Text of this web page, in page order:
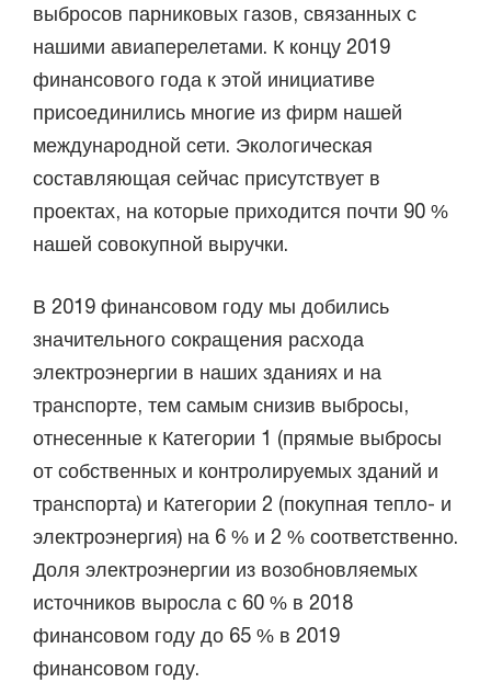
выбросов парниковых газов, связанных с
нашими авиаперелетами. К концу 2019
финансового года к этой инициативе
присоединились многие из фирм нашей
международной сети. Экологическая
составляющая сейчас присутствует в
проектах, на которые приходится почти 90 %
нашей совокупной выручки.
В 2019 финансовом году мы добились
значительного сокращения расхода
электроэнергии в наших зданиях и на
транспорте, тем самым снизив выбросы,
отнесенные к Категории 1 (прямые выбросы
от собственных и контролируемых зданий и
транспорта) и Категории 2 (покупная тепло- и
электроэнергия) на 6 % и 2 % соответственно.
Доля электроэнергии из возобновляемых
источников выросла с 60 % в 2018
финансовом году до 65 % в 2019
финансовом году.